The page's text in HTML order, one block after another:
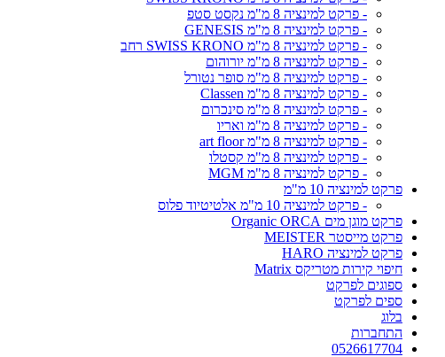
- פרקט למינציה 8 מ"מ נקסט סטפ
- פרקט למינציה 8 מ"מ GENESIS
- פרקט למינציה 8 מ"מ SWISS KRONO רחב
- פרקט למינציה 8 מ"מ יורוהום
- פרקט למינציה 8 מ"מ סופר נטורל
- פרקט למינציה 8 מ"מ Classen
- פרקט למינציה 8 מ"מ סינכרום
- פרקט למינציה 8 מ"מ ואריו
- פרקט למינציה 8 מ"מ art floor
- פרקט למינציה 8 מ"מ קסטלו
- פרקט למינציה 8 מ"מ MGM
פרקט למינציה 10 מ"מ
- פרקט למינציה 10 מ"מ אלטיטיוד פלוס
פרקט מוגן מים Organic ORCA
פרקט מייסטר MEISTER
פרקט למינציה HARO
חיפוי קירות מטריקס Matrix
ספוגים לפרקט
ספים לפרקט
בלוג
התחברות
0526617704